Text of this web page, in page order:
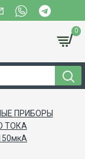
0
ПРИБОРЫ
ТОКА